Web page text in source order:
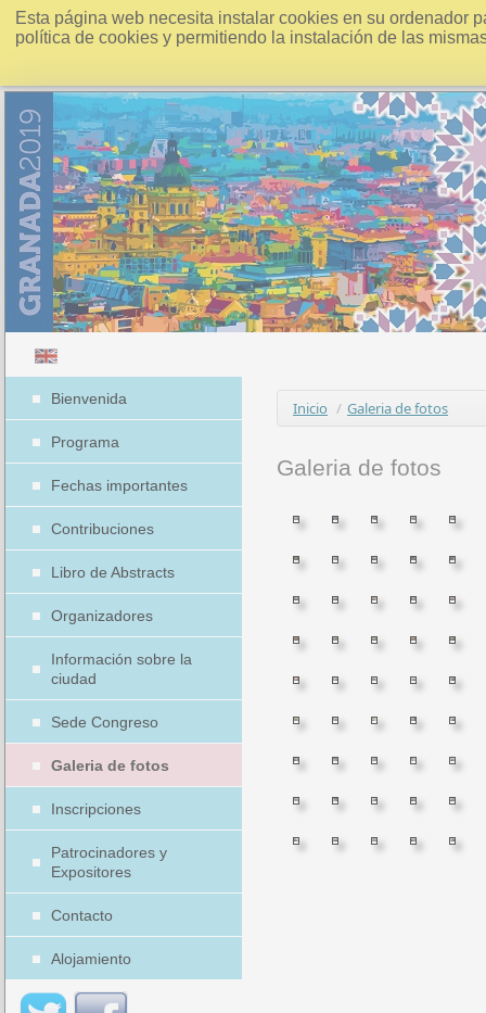
Esta página web necesita instalar cookies en su ordenador
política de cookies y permitiendo la instalación de las
Bienvenida
Programa
Fechas importantes
Contribuciones
Libro de Abstracts
Organizadores
Información sobre la
ciudad
Sede Congreso
Galeria de fotos
Inscripciones
Patrocinadores y
Expositores
Contacto
Alojamiento
Inicio / Galeria de fotos
Galeria de fotos